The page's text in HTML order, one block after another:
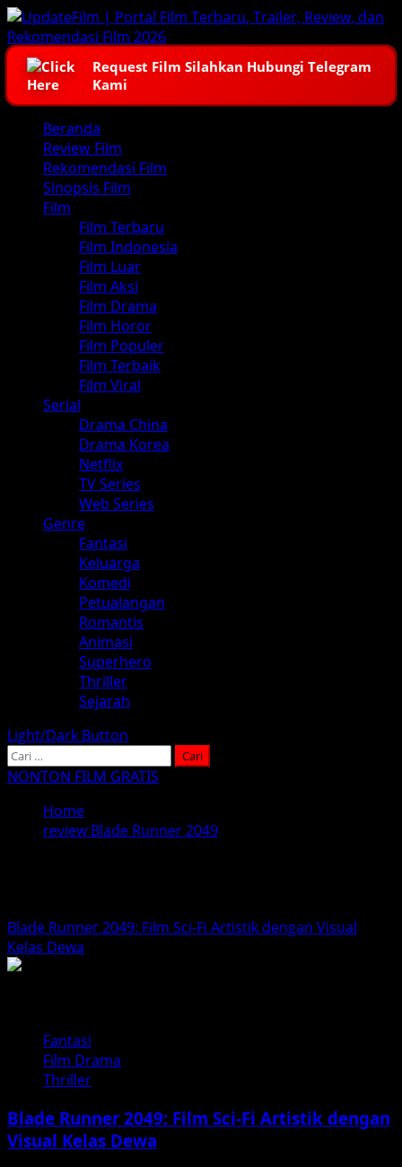
Skip
to
content
Request Film Silahkan Hubungi Telegram
Kami
Primary
Menu
Beranda
Review Film
Rekomendasi Film
Sinopsis Film
Film
Film Terbaru
Film Indonesia
Film Luar
Film Aksi
Film Drama
Film Horor
Film Populer
Film Terbaik
Film Viral
Serial
Drama China
Drama Korea
Netflix
TV Series
Web Series
Genre
Fantasi
Keluarga
Komedi
Petualangan
Romantis
Animasi
Superhero
Thriller
Sejarah
Light/Dark Button
Cari
untuk:
NONTON FILM GRATIS
Home
review Blade Runner 2049
Blade Runner 2049: Film Sci-Fi Artistik dengan Visual
Kelas Dewa
Fantasi
Film Drama
Thriller
Blade Runner 2049: Film Sci-Fi Artistik dengan
Visual Kelas Dewa